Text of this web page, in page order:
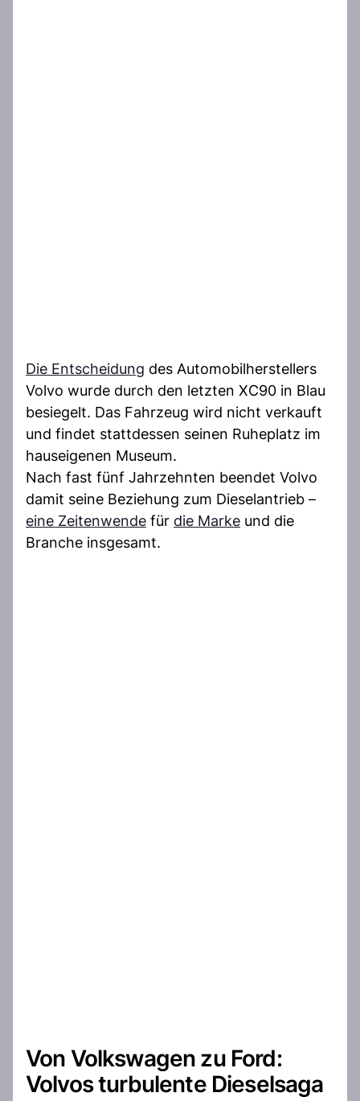
Die Entscheidung des Automobilherstellers
Volvo wurde durch den letzten XC90 in Blau
besiegelt. Das Fahrzeug wird nicht verkauft
und findet stattdessen seinen Ruheplatz im
hauseigenen Museum.
Nach fast fünf Jahrzehnten beendet Volvo
damit seine Beziehung zum Dieselantrieb –
eine Zeitenwende für die Marke und die
Branche insgesamt.
Von Volkswagen zu Ford:
Volvos turbulente Dieselsaga